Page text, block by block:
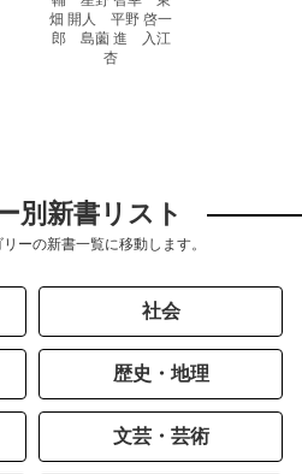
畑 開人 平野 啓一
郎 島薗 進 入江
杏
別新書リスト
ーの新書一覧に移動します。
社会
歴史・地理
文芸・芸術